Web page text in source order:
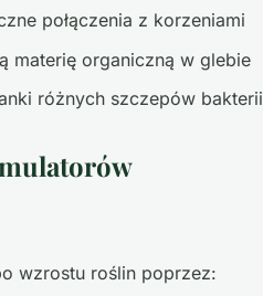
połączenia z korzeniami
materię organiczną w glebie
różnych szczepów bakterii
wzrostu roślin poprzez: